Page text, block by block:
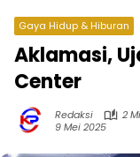
Gaya Hidup & Hiburan
Aklamasi,
Center
Redaksi
2
9 Mei 2025